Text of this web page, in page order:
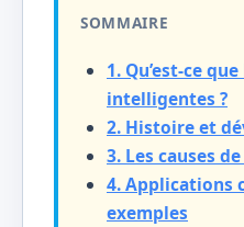
SOMMAIRE
1. Qu’est-ce
intelligentes ?
2. Histoire et
3. Les causes
4. Applications
exemples